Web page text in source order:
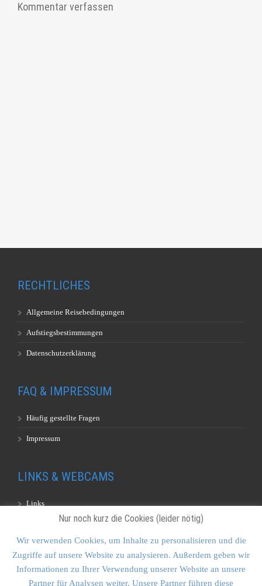
Kommentar verfassen
RECHTLICHES
Allgemeine Reisebedingungen
Aufstiegsbestimmungen
Datenschutzerklärung
FAQ & IMPRESSUM
Häufig gestellte Fragen
Impressum
LINKS & WEBCAMS
Links
KONTAKT & SITEMAP
Nur noch kurz die Cookies (leider nötig)
Wir verwenden Cookies, um Inhalte zu personalisieren und die
Zugriffe auf unsere Website zu analysieren. Außerdem geben wir
Informationen zu Ihrer Verwendung unserer Website an unsere
Partner für Analysen weiter. Unsere Partner führen diese